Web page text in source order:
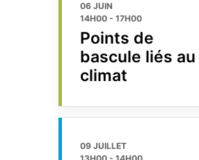
06 JUIN
14H00 - 17H00
Points de
bascule liés au
climat
09 JUILLET